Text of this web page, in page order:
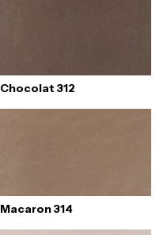
Chocolat 312
Macaron 314